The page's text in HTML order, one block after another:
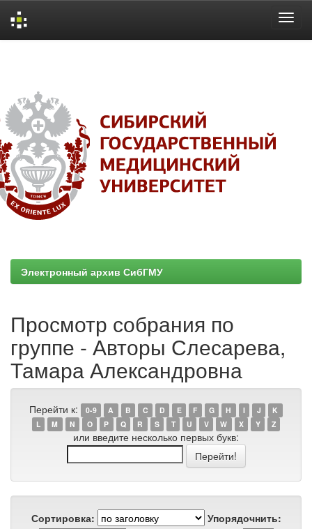
Электронный архив СибГМУ
Просмотр собрания по
группе - Авторы Слесарева,
Тамара Александровна
Перейти к: 0-9 A B C D E F G H I J
K
L
M N O P Q R S T U V W X Y Z
или введите несколько первых букв:
Сортировка:
Упорядочнить: